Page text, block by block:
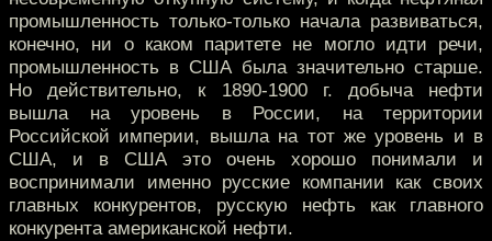
промышленность только-только начала развиваться,
конечно, ни о каком паритете не могло идти речи,
промышленность в США была значительно старше.
Но действительно, к 1890-1900 г. добыча нефти
вышла на уровень в России, на территории
Российской империи, вышла на тот же уровень и в
США, и в США это очень хорошо понимали и
воспринимали именно русские компании как своих
главных конкурентов, русскую нефть как главного
конкурента американской нефти.